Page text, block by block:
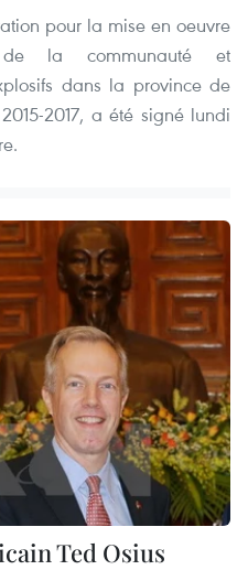
pour la mise en oeuvre
la communauté et
dans la province de
2017, a été signé lundi
Ted Osius